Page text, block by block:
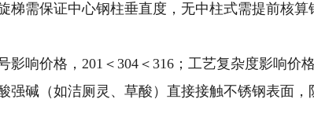
需保证中心钢柱垂直度，无中柱式需提前核
响价格，201＜304＜316；工艺复杂度影响
碱（如洁厕灵、草酸）直接接触不锈钢表面